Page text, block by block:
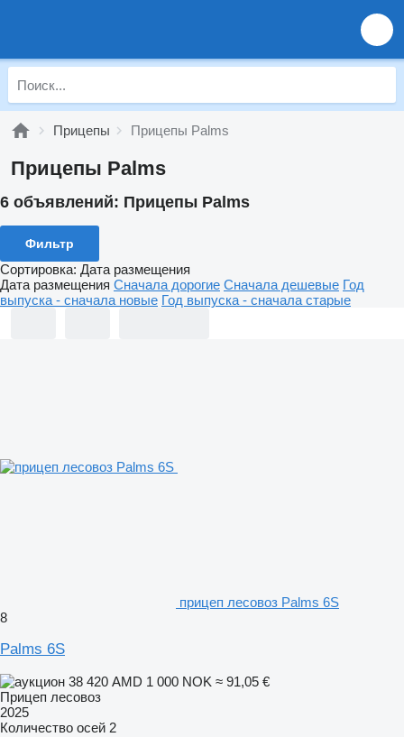
Прицепы Прицепы Palms
Прицепы Palms
6 объявлений: Прицепы Palms
Фильтр
Сортировка: Дата размещения
Дата размещения Сначала дорогие Сначала дешевые Год
выпуска - сначала новые Год выпуска - сначала старые
прицеп лесовоз Palms 6S
8
Palms 6S
38 420 AMD 1 000 NOK ≈ 91,05 €
Прицеп лесовоз
2025
Количество осей 2